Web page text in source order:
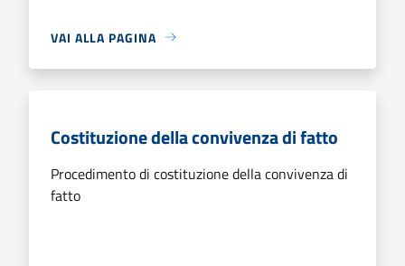
VAI ALLA PAGINA
Costituzione della convivenza di fatto
Procedimento di costituzione della convivenza di
fatto